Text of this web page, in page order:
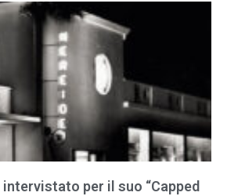
per il suo “Capped